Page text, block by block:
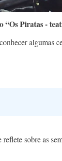
Piratas -
algumas
sobre as